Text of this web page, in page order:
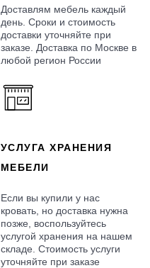
Доставлям мебель каждый
день. Сроки и стоимость
доставки уточняйте при
заказе. Доставка по Москве в
любой регион России
УСЛУГА ХРАНЕНИЯ
МЕБЕЛИ
Если вы купили у нас
кровать, но доставка нужна
позже, воспользуйтесь
услугой хранения на нашем
складе. Стоимость услуги
уточняйте при заказе